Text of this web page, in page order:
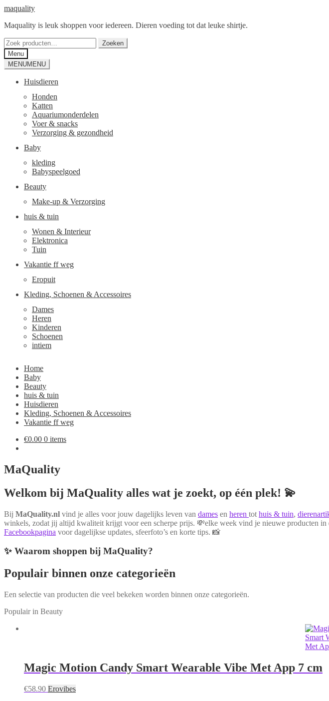
Ga
naar
Ga
de
maquality
Maquality is leuk shoppen voor iedereen. Dieren voeding tot dat leuke shirtje.
Zoeken
naar:
Zoeken
Menu
MENUMENU
Huisdieren
Honden
Katten
Aquariumonderdelen
Voer & snacks
Verzorging & gezondheid
Baby
kleding
Babyspeelgoed
Beauty
Make-up & Verzorging
huis & tuin
Wonen & Interieur
Elektronica
Tuin
Vakantie ff weg
Eropuit
Kleding, Schoenen & Accessoires
Dames
Heren
Kinderen
Schoenen
intiem
Home
Baby
Beauty
huis & tuin
Huisdieren
Kleding, Schoenen & Accessoires
Vakantie ff weg
€0.00 0 items
MaQuality
Welkom bij MaQuality alles wat je zoekt, op één plek! 💫
Bij MaQuality.nl vind je alles voor jouw dagelijks leven van dames en heren tot huis & tuin,
winkels, zodat jij altijd kwaliteit krijgt voor een scherpe prijs. 💸elke week vind je nieuwe producten
Facebookpagina voor dagelijkse updates, sfeerfoto’s en korte tips. 📸
✨ Waarom shoppen bij MaQuality?
Populair binnen onze categorieën
Een selectie van producten die veel bekeken worden binnen onze categorieën.
Populair in Beauty
Magic Motion Candy Smart Wearable Vibe Met App 7 cm
€58.90 Erovibes